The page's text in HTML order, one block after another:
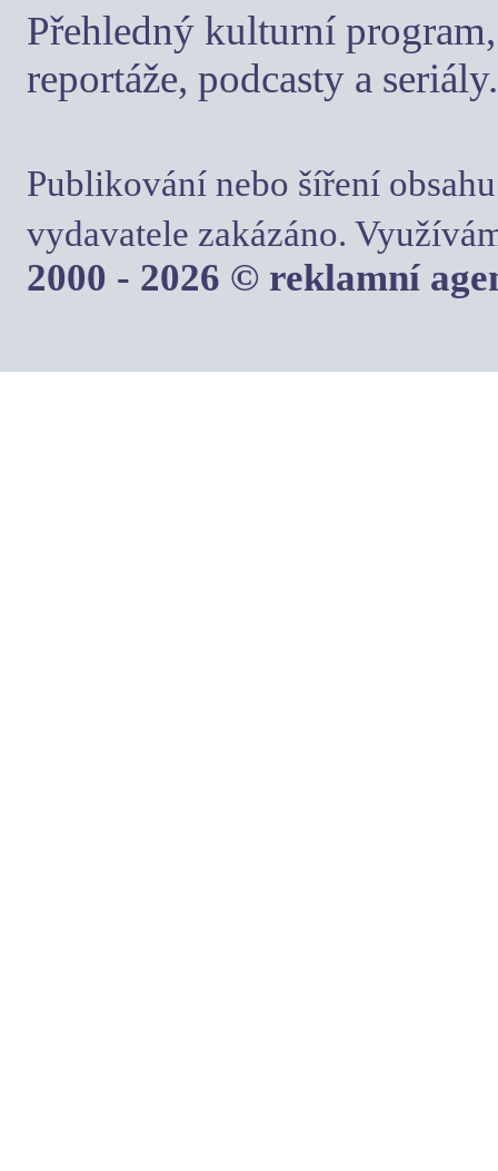
Přehledný kulturní
reportáže, podcasty a seriály.
Publikování nebo šíření
vydavatele zakázáno.
2000 - 2026 © reklamní